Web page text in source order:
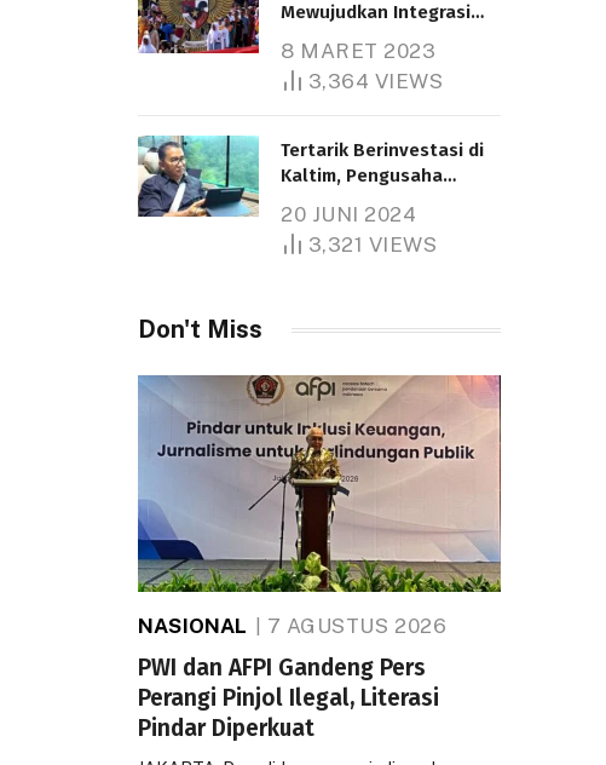
Mewujudkan Integrasi
8 MARET 2023
3,364 VIEWS
Tertarik Berinvestasi di
Kaltim, Pengusaha
1.000 Hektare
20 JUNI 2024
3,321 VIEWS
Don't Miss
NASIONAL 7 AGUSTUS 2026
PWI dan AFPI Gandeng Pers
Perangi Pinjol Ilegal, Literasi
Pindar Diperkuat